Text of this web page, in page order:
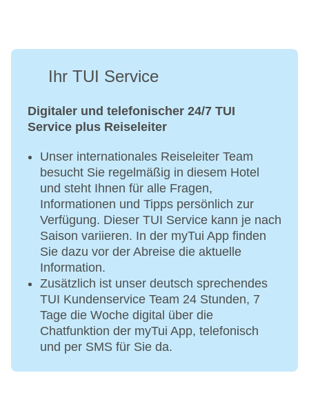
Ihr TUI Service
Digitaler und telefonischer 24/7 TUI
Service plus Reiseleiter
Unser internationales Reiseleiter Team
besucht Sie regelmäßig in diesem Hotel
und steht Ihnen für alle Fragen,
Informationen und Tipps persönlich zur
Verfügung. Dieser TUI Service kann je nach
Saison variieren. In der myTui App finden
Sie dazu vor der Abreise die aktuelle
Information.
Zusätzlich ist unser deutsch sprechendes
TUI Kundenservice Team 24 Stunden, 7
Tage die Woche digital über die
Chatfunktion der myTui App, telefonisch
und per SMS für Sie da.